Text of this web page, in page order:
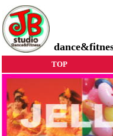
TOP